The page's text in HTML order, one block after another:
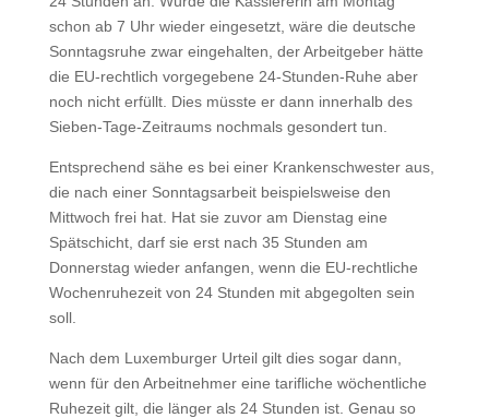
schon ab 7 Uhr wieder eingesetzt, wäre die deutsche
Sonntagsruhe zwar eingehalten, der Arbeitgeber hätte
die EU-rechtlich vorgegebene 24-Stunden-Ruhe aber
noch nicht erfüllt. Dies müsste er dann innerhalb des
Sieben-Tage-Zeitraums nochmals gesondert tun.
Entsprechend sähe es bei einer Krankenschwester aus,
die nach einer Sonntagsarbeit beispielsweise den
Mittwoch frei hat. Hat sie zuvor am Dienstag eine
Spätschicht, darf sie erst nach 35 Stunden am
Donnerstag wieder anfangen, wenn die EU-rechtliche
Wochenruhezeit von 24 Stunden mit abgegolten sein
soll.
Nach dem Luxemburger Urteil gilt dies sogar dann,
wenn für den Arbeitnehmer eine tarifliche wöchentliche
Ruhezeit gilt, die länger als 24 Stunden ist. Genau so